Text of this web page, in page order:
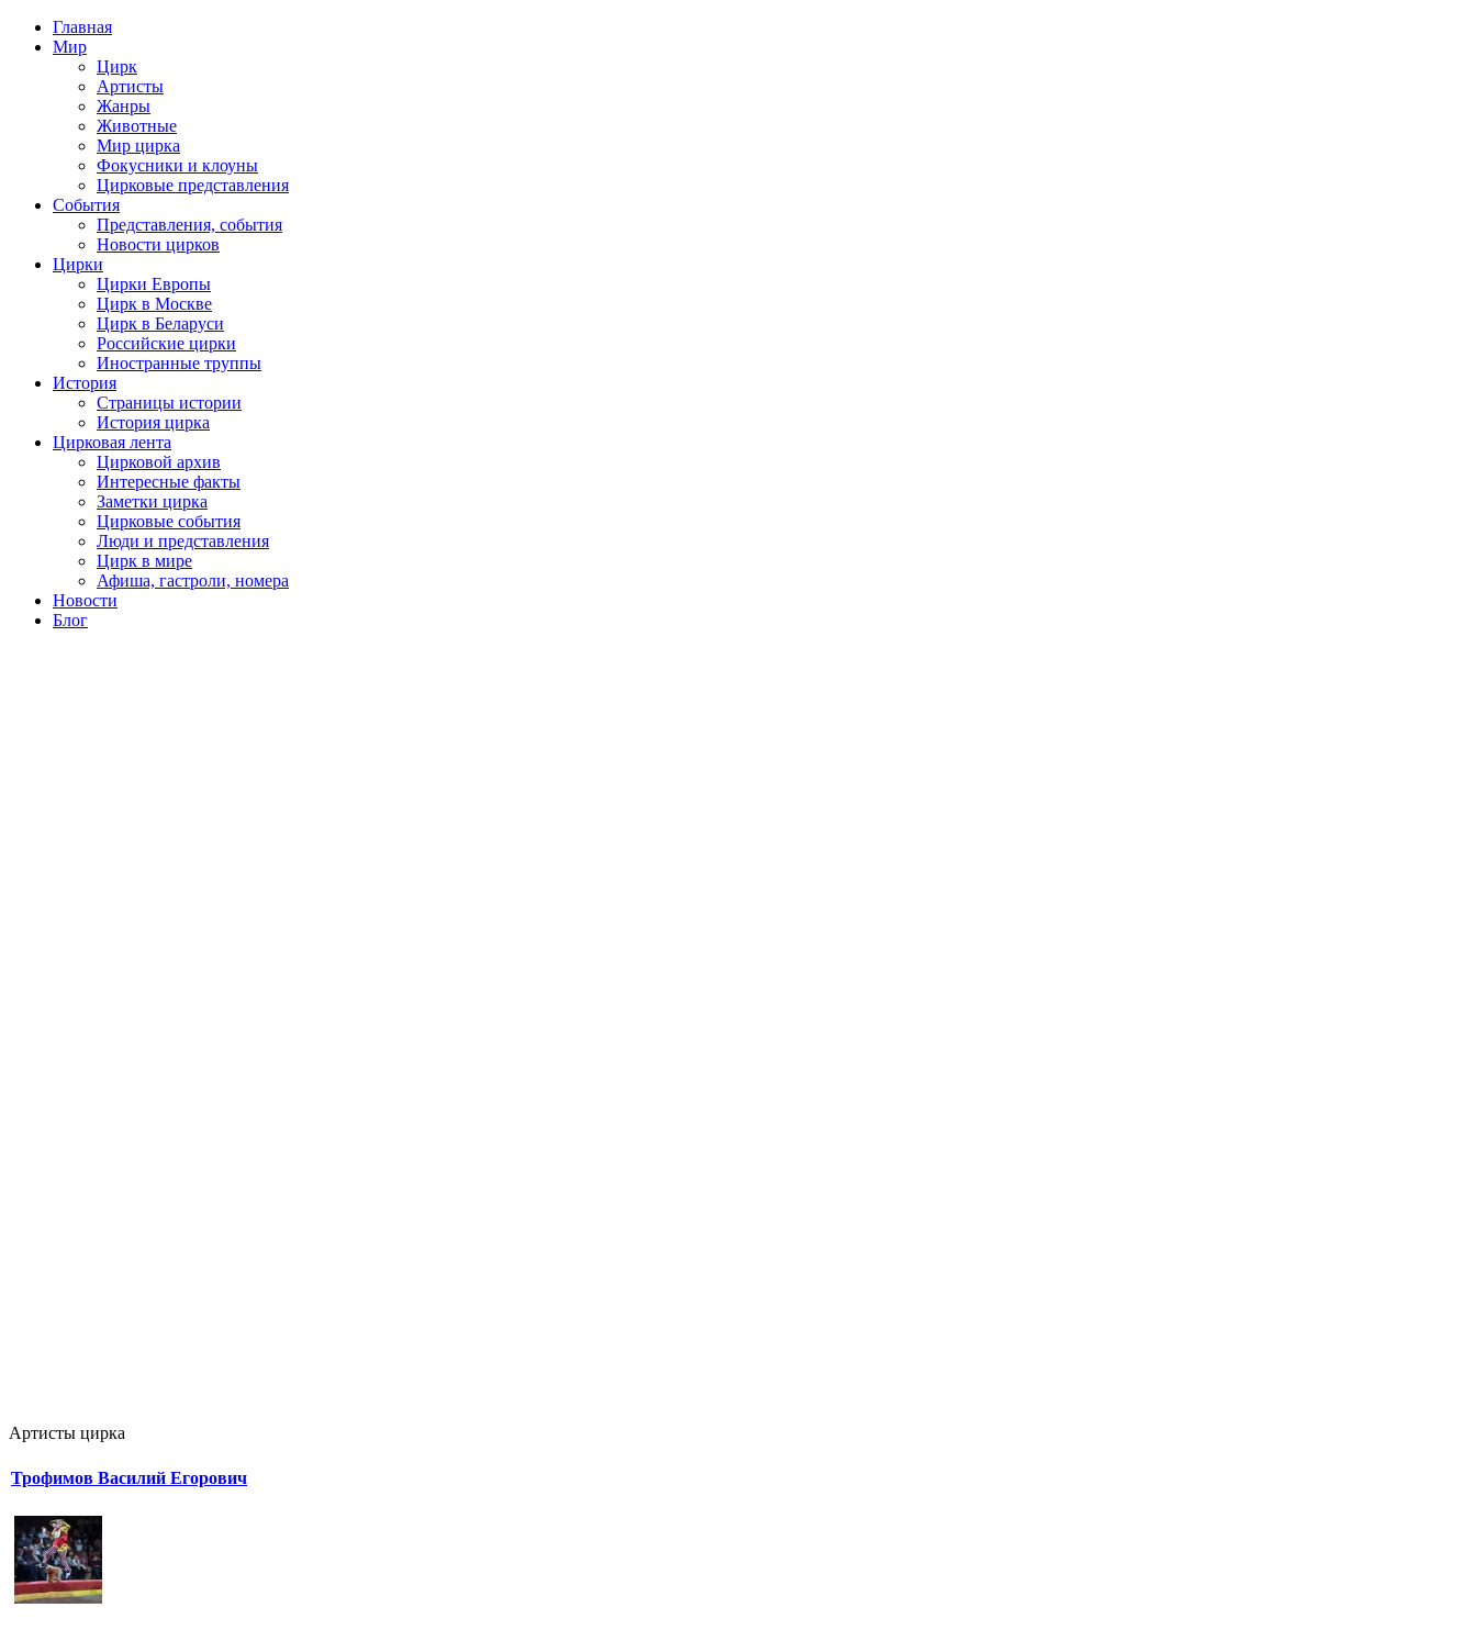
Главная
Мир
Цирк
Артисты
Жанры
Животные
Мир цирка
Фокусники и клоуны
Цирковые представления
События
Представления, события
Новости цирков
Цирки
Цирки Европы
Цирк в Москве
Цирк в Беларуси
Российские цирки
Иностранные труппы
История
Страницы истории
История цирка
Цирковая лента
Цирковой архив
Интересные факты
Заметки цирка
Цирковые события
Люди и представления
Цирк в мире
Афиша, гастроли, номера
Новости
Блог
Артисты цирка
Трофимов Василий Егорович